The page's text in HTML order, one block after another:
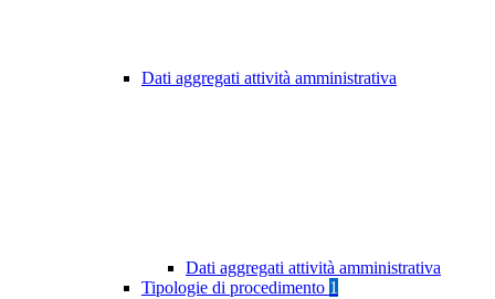
Dati aggregati attività amministrativa
Dati aggregati attività amministrativa
Tipologie di procedimento 1